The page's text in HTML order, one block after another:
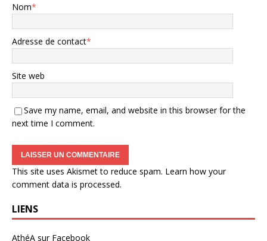
Nom*
Adresse de contact*
Site web
Save my name, email, and website in this browser for the
next time I comment.
This site uses Akismet to reduce spam. Learn how your
comment data is processed.
LIENS
AthéA sur Facebook